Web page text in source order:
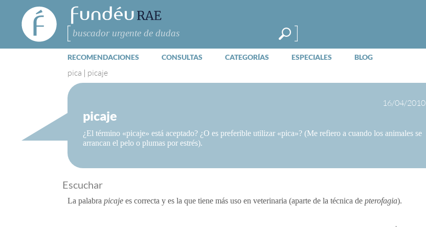
FundéuRAE
- Fundación
del Español
Urgente
Buscar
RECOMENDACIONES CONSULTAS CATEGORÍAS ESPECIALES BLOG
pica | picaje
16/04/2010
picaje
¿El término «picaje» está aceptado? ¿O es preferible utilizar «pica»? (Me refiero a cuando los animales se
arrancan el pelo o plumas por estrés).
Escuchar
La palabra picaje es correcta y es la que tiene más uso en veterinaria (aparte de la técnica de pterofagia).